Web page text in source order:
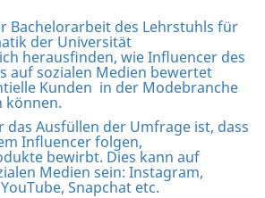
Bachelorarbeit des Lehrstuhls für
der Universität
herausfinden, wie Influencer des
auf sozialen Medien bewertet
Kunden in der Modebranche
können.
Ausfüllen der Umfrage ist, dass
Influencer folgen,
bewirbt. Dies kann auf
Medien sein: Instagram,
Snapchat etc.